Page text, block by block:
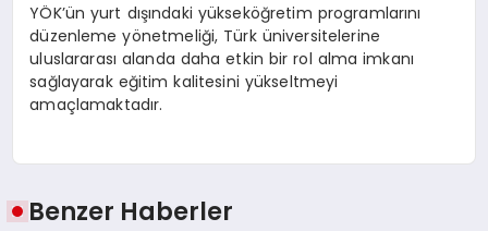
YÖK’ün yurt dışındaki yükseköğretim programlarını
düzenleme yönetmeliği, Türk üniversitelerine
uluslararası alanda daha etkin bir rol alma imkanı
sağlayarak eğitim kalitesini yükseltmeyi
amaçlamaktadır.
Benzer Haberler